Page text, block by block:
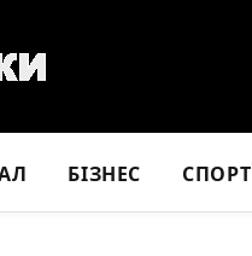
БІЗНЕС СПОРТ